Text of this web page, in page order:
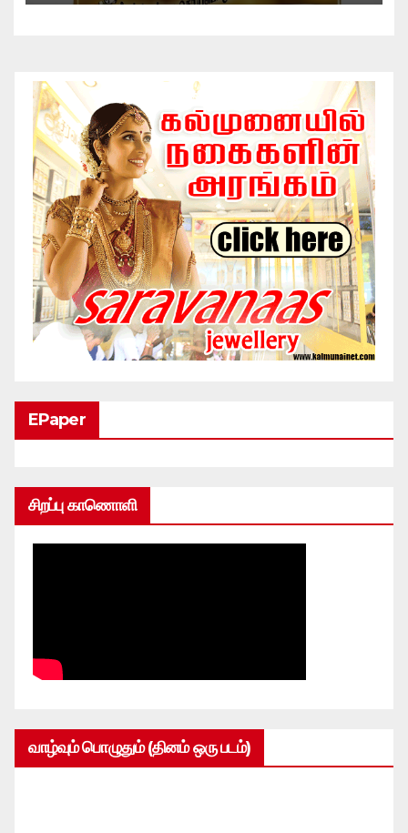
EPaper
சிறப்பு காணொளி
வாழ்வும் பொழுதும் (தினம் ஒரு படம்)